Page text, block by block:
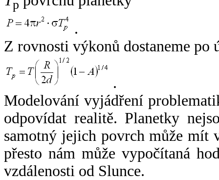
p
.
Z rovnosti výkonů dostaneme po
.
Modelování vyjádření
odpovídat realitě. Planetky
samotný jejich povrch může mít
přesto nám může vypočítaná
vzdálenosti od Slunce.